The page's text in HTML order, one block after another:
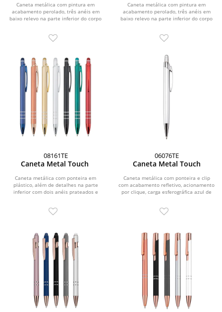
Caneta metálica com pintura em
acabamento perolado, três anéis em
baixo relevo na parte inferior do corpo
Caneta metálica com pintura em
acabamento perolado, três anéis em
baixo relevo na parte inferior do corpo
08161TE
Caneta Metal Touch
Caneta metálica com ponteira em
plástico, além de detalhes na parte
inferior com dois anéis prateados e
06076TE
Caneta Metal Touch
Caneta metálica com ponteira e clip
com acabamento refletivo, acionamento
por clique, carga esferográfica azul de